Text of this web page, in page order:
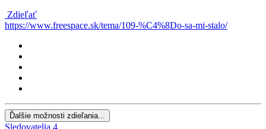
Zdieľať
https://www.freespace.sk/tema/109-%C4%8Do-sa-mi-stalo/
Ďalšie možnosti zdieľania...
Sledovatelia 4